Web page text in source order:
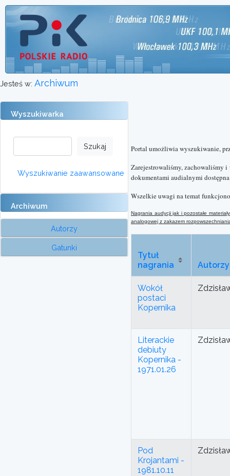
Jesteś w: Archiwum
Wyszukiwarka
Wyszukiwanie zaawansowane
Archiwum
Autorzy
Gatunki
Portal umożliwia wyszukiwanie,
Zarejestrowaliśmy, zachowaliśmy
dokumentami audialnymi
Wszelkie uwagi na temat
Nagrania audycji jak i pozostałe
analogowej z zakazem
Tytuł
nagrania
Autorzy
Wokół
postaci
Kopernika
Literackie
debiuty
Kopernika -
1971.01.26
Pod
Krojantami -
1981.10.11